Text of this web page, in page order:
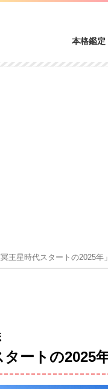
本格鑑定
王星時代スタートの2025年」
ートの2025年